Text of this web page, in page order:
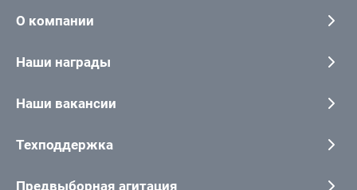
О компании
Наши награды
Наши вакансии
Техподдержка
Предвыборная агитация